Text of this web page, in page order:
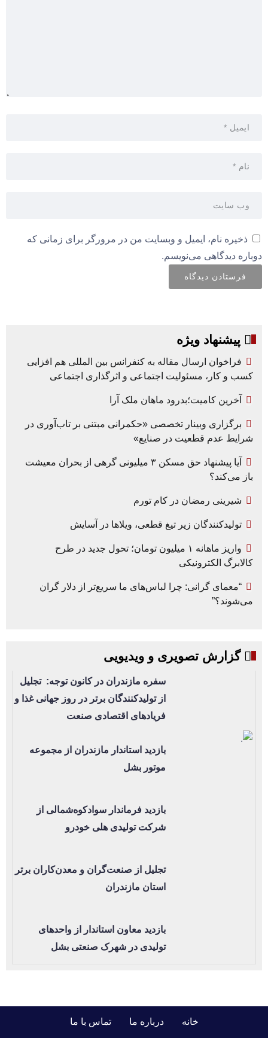
ذخیره نام، ایمیل و وبسایت من در مرورگر برای زمانی که
دوباره دیدگاهی می‌نویسم.
پیشنهاد ویژه
فراخوان ارسال مقاله به کنفرانس بین المللی هم افزایی
کسب و کار، مسئولیت اجتماعی و اثرگذاری اجتماعی
آخرین کامیت؛بدرود ماهان ملک آرا
برگزاری وبینار تخصصی «حکمرانی مبتنی بر تاب‌آوری در
شرایط عدم قطعیت در صنایع»
آیا پیشنهاد حق مسکن ۳ میلیونی گرهی از بحران معیشت
باز می‌کند؟
شیرینی رمضان در کام تورم
تولیدکنندگان زیر تیغ قطعی، ویلاها در آسایش
واریز ماهانه ۱ میلیون تومان؛ تحول جدید در طرح
کالابرگ الکترونیکی
“معمای گرانی: چرا لباس‌های ما سریع‌تر از دلار گران
می‌شوند؟”
گزارش تصویری و ویدیویی
سفره مازندران در کانون توجه: تجلیل
از تولیدکنندگان برتر در روز جهانی غذا و
فریادهای اقتصادی صنعت
بازدید استاندار مازندران از مجموعه
موتور بشل
بازدید فرماندار سوادکوه‌شمالی از
شرکت تولیدی هلی خودرو
تجلیل از صنعت‌گران و معدن‌کاران برتر
استان مازندران
بازدید معاون استاندار از واحدهای
تولیدی در شهرک صنعتی بشل
خانه درباره ما تماس با ما